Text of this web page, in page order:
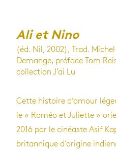
Ali et Nino
(éd. Nil, 2002), Trad.
Demange, préface Tom
collection J’ai Lu
Cette histoire d’amour
le « Roméo et Juliette »
2016 par le cinéaste Asif
britannique d’origine